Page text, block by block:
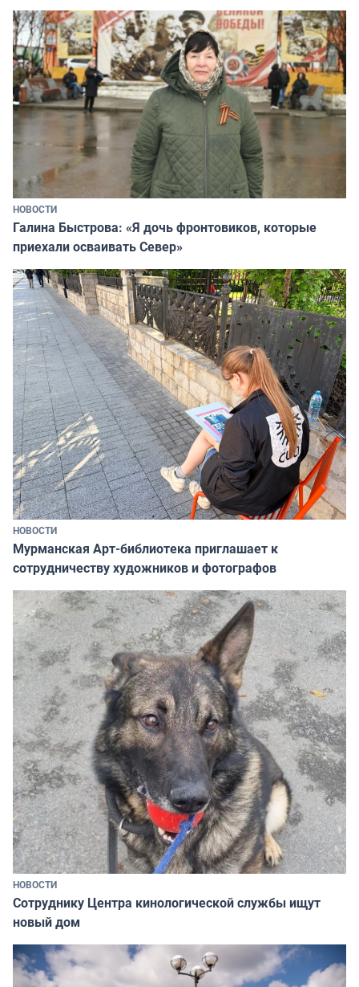
НОВОСТИ
Галина Быстрова: «Я дочь фронтовиков, которые
приехали осваивать Север»
НОВОСТИ
Мурманская Арт-библиотека приглашает к
сотрудничеству художников и фотографов
НОВОСТИ
Сотруднику Центра кинологической службы ищут
новый дом